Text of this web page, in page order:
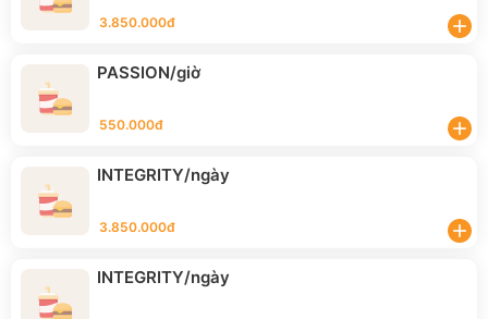
3.850.000đ add
PASSION/giờ
550.000đ add
INTEGRITY/ngày
3.850.000đ add
INTEGRITY/ngày